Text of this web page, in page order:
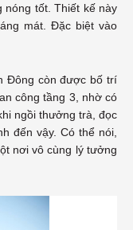
nóng tốt. Thiết kế này
mát. Đặc biệt vào
Đông còn được bố trí
công tầng 3, nhờ có
ngồi thưởng trà, đọc
đến vậy. Có thể nói,
nơi vô cùng lý tưởng